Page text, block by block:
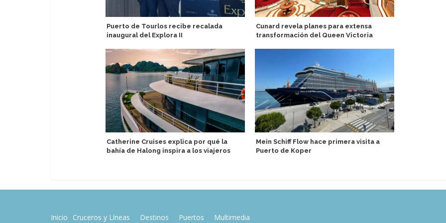
Puerto de Tourlos recibe recalada
inaugural del Explora II
Catherine Cruises explica por qué la
bahía de Halong inspira a los viajeros
Cunard revela planes para extensa
transformación del Queen Victoria
Mein Schiff Flow hace primera visita a
Puerto de Koper
Inicio Cruceros y Líneas Destinos Puertos Multimedia